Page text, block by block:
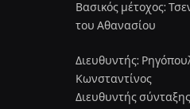
Βασικός μέτοχος:
του Αθανασίου
Διευθυντής:
Κωνσταντίνος
Διευθυντής